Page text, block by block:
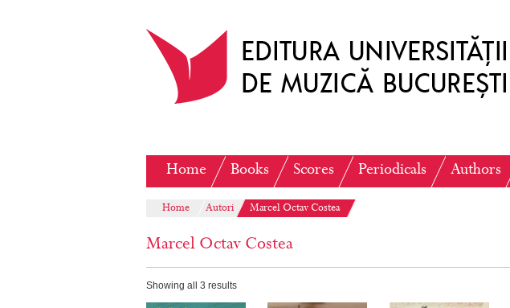
Home Books Scores Periodicals Authors
Home Autori Marcel Octav Costea
Marcel Octav Costea
Showing all 3 results